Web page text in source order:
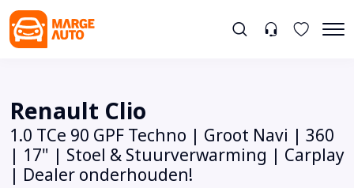
Renault Clio
1.0 TCe 90 GPF Techno | Groot Navi | 360
| 17" | Stoel & Stuurverwarming | Carplay
| Dealer onderhouden!